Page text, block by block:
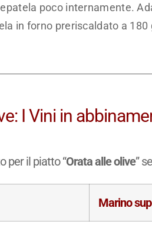
poco internamente.
in forno preriscaldato a 180
I Vini in
per il piatto “Orata alle olive”
Marino